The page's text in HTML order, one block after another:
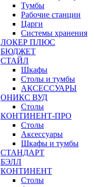
Тумбы
Рабочие станции
Царги
Системы хранения
ЛОКЕР ПЛЮС
БЮДЖЕТ
СТАЙЛ
Шкафы
Столы и тумбы
АКСЕССУАРЫ
ОНИКС ВУД
Столы
КОНТИНЕНТ-ПРО
Столы
Аксессуары
Шкафы и тумбы
СТАНДАРТ
БЭЛЛ
КОНТИНЕНТ
Столы